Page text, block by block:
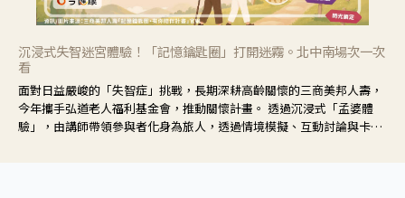
沉浸式失智迷宮體驗！「記憶鑰匙圈」打開迷霧。北中南場次一次
看
面對日益嚴峻的「失智症」挑戰，長期深耕高齡關懷的三商美邦人壽，
今年攜手弘道老人福利基金會，推動關懷計畫。 透過沉浸式「孟婆體
驗」，由講師帶領參與者化身為旅人，透過情境模擬、互動討論與卡牌